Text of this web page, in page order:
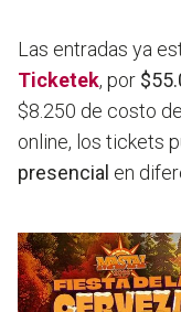
Las entradas ya
Ticketek, por
$8.250 de costo
online, los tickets
presencial en